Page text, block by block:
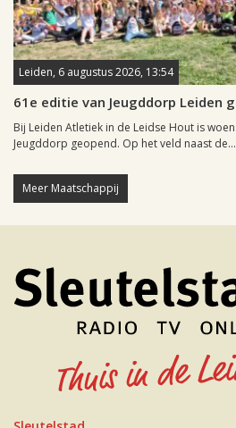
Leiden, 6 augustus 2026, 13:54
61e editie van Jeugddorp Leiden
Bij Leiden Atletiek in de Leidse Hout is
Jeugddorp geopend. Op het veld naast de...
Meer Maatschappij